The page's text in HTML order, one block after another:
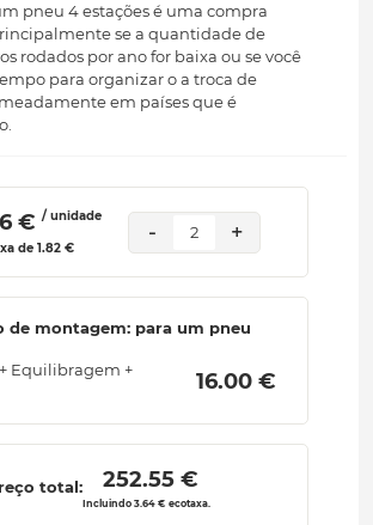
pneu 4 estações é uma compra
se a quantidade de
rodados por ano for baixa ou se você
para organizar o a troca de
em países que é
€ / unidade
de 1.82 €
- 2 +
de montagem: para um pneu
Equilibragem +
16.00 €
total: 252.55 €
Incluindo 3.64 € ecotaxa.